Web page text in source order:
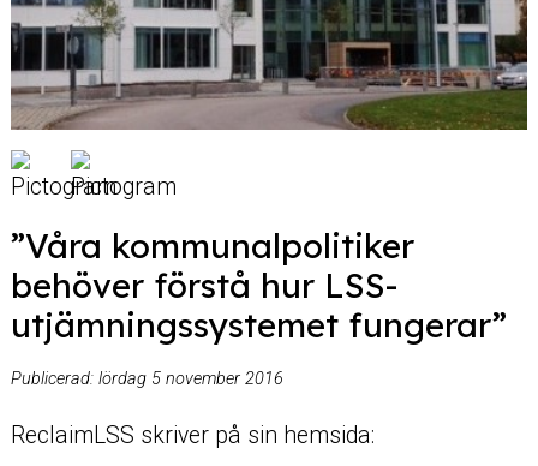
”Våra kommunalpolitiker
behöver förstå hur LSS-
utjämningssystemet fungerar”
Publicerad: lördag 5 november 2016
ReclaimLSS skriver på sin hemsida: